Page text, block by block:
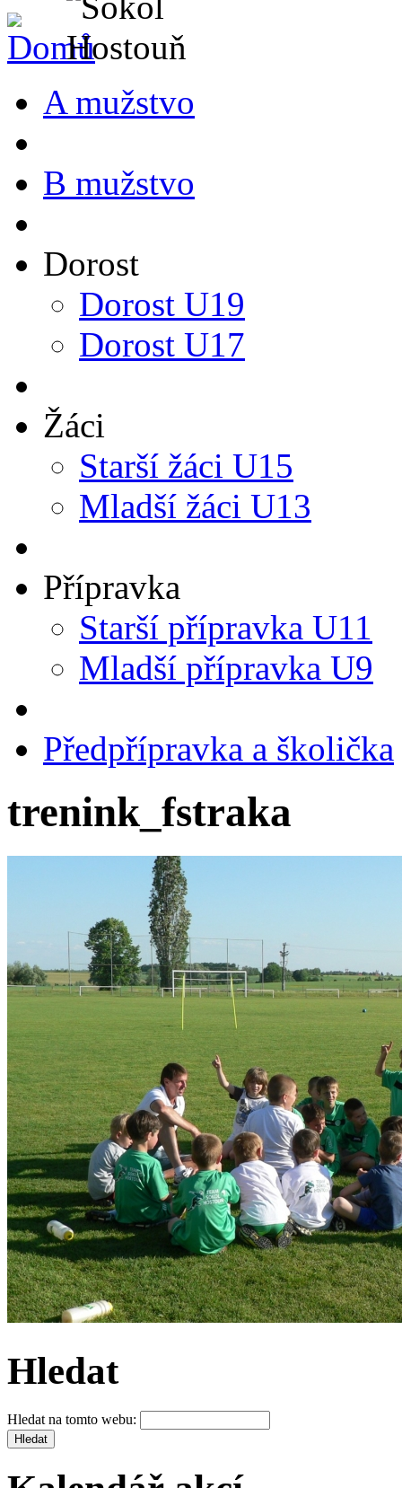
A mužstvo
B mužstvo
Dorost
Dorost U19
Dorost U17
Žáci
Starší žáci U15
Mladší žáci U13
Přípravka
Starší přípravka U11
Mladší přípravka U9
Předpřípravka a školička
trenink_fstraka
Hledat
Hledat na tomto webu: